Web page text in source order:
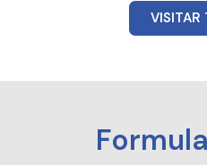
VISITAR